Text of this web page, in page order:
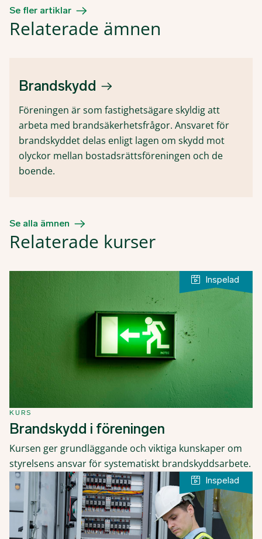
Se fler artiklar
Relaterade ämnen
Brandskydd
Föreningen är som fastighetsägare skyldig att
arbeta med brandsäkerhetsfrågor. Ansvaret för
brandskyddet delas enligt lagen om skydd mot
olyckor mellan bostadsrättsföreningen och de
boende.
Se alla ämnen
Relaterade kurser
KURS
Brandskydd i föreningen
Kursen ger grundläggande och viktiga kunskaper om
styrelsens ansvar för systematiskt brandskyddsarbete.